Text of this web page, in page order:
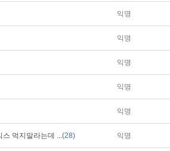
익명
익명
익명
익명
익명
스 먹지말라는데 ...(28) 익명